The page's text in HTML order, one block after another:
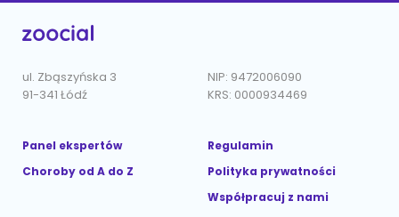
ul. Zbąszyńska 3
91-341 Łódź
NIP: 9472006090
KRS: 0000934469
Panel ekspertów
Choroby od A do Z
Regulamin
Polityka prywatności
Współpracuj z nami